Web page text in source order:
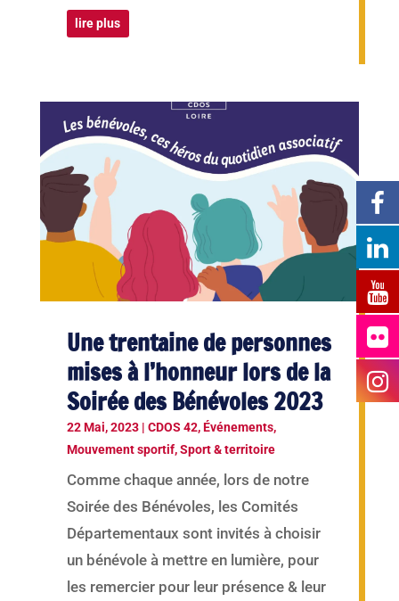
lire plus
Une trentaine de personnes
mises à l’honneur lors de la
Soirée des Bénévoles 2023
22 Mai, 2023| CDOS 42,Événements,
Mouvement sportif,Sport & territoire
Comme chaque année, lors de notre
Soirée des Bénévoles, les Comités
Départementaux sont invités à choisir
un bénévole à mettre en lumière, pour
les remercier pour leur présence & leur